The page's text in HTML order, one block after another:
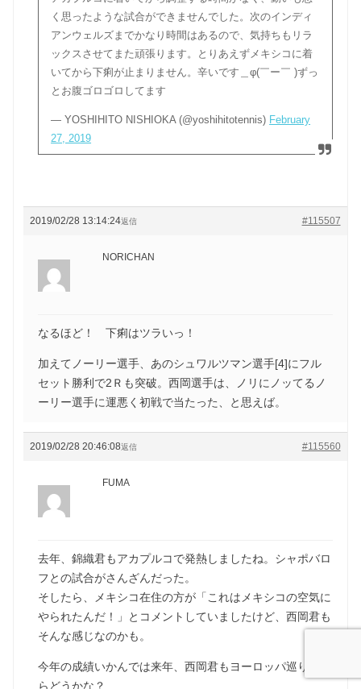
く思ったような試合ができませんでした。次のインディ
アンウェルズまでかなり時間はあるので、気持ちもリラ
ックスさせてまた頑張ります。とりあえずメキシコに着
いてから下痢が止まりません。辛いです＿φ(￣ー￣ )ずっ
とお腹ゴロゴロしてます
— YOSHIHITO NISHIOKA (@yoshihitotennis) February
27, 2019
2019/02/28 13:14:24 #115507
返信
NORICHAN
なるほど！ 下痢はツラいっ！
加えてノーリー選手、あのシュワルツマン選手[4]にフル
セット勝利で2Ｒも突破。西岡選手は、ノリにノッてるノ
ーリー選手に運悪く初戦で当たった、と思えば。
2019/02/28 20:46:08 #115560
返信
FUMA
去年、錦織君もアカプルコで発熱しましたね。シャポバロ
フとの試合がさんざんだった。
そしたら、メキシコ在住の方が「これはメキシコの空気に
やられたんだ！」とコメントしていましたけど、西岡君も
そんな感じなのかも。
今年の成績いかんでは来年、西岡君もヨーロッパ巡りした
らどうかな？